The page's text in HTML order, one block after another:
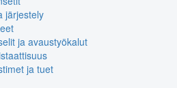
järjestely
ja avaustyökalut
ja tuet